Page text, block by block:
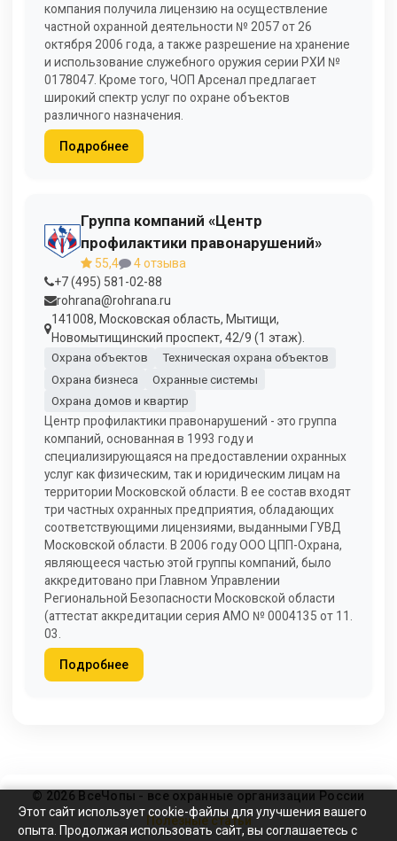
компания получила лицензию на осуществление
частной охранной деятельности № 2057 от 26
октября 2006 года, а также разрешение на хранение
и использование служебного оружия серии РХИ №
0178047. Кроме того, ЧОП Арсенал предлагает
широкий спектр услуг по охране объектов
различного назначения.
Подробнее
Группа компаний «Центр
профилактики правонарушений»
55,4
4 отзыва
+7 (495) 581-02-88
rohrana@rohrana.ru
141008, Московская область, Мытищи,
Новомытищинский проспект, 42/9 (1 этаж).
Охрана объектов
Техническая охрана объектов
Охрана бизнеса
Охранные системы
Охрана домов и квартир
Центр профилактики правонарушений - это группа
компаний, основанная в 1993 году и
специализирующаяся на предоставлении охранных
услуг как физическим, так и юридическим лицам на
территории Московской области. В ее состав входят
три частных охранных предприятия, обладающих
соответствующими лицензиями, выданными ГУВД
Московской области. В 2006 году ООО ЦПП-Охрана,
являющееся частью этой группы компаний, было
аккредитовано при Главном Управлении
Региональной Безопасности Московской области
(аттестат аккредитации серия АМО № 0004135 от 11.
03.
Подробнее
© 2026 ВсеЧопы - все охранные организации России
Полезные статьи
Этот сайт использует cookie-файлы для улучшения вашего
опыта. Продолжая использовать сайт, вы соглашаетесь с